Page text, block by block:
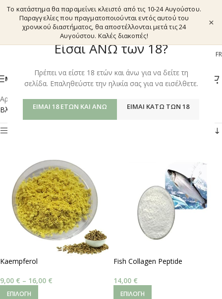
Είσαι ΑΝΩ των 18?
Πρέπει να είστε 18 ετών και άνω για να δείτε τη
σελίδα. Επαληθεύστε την ηλικία σας για να εισέλθετε.
ΕΊΜΑΙ 18 ΕΤΏΝ ΚΑΙ ΆΝΩ ΕΊΜΑΙ ΚΆΤΩ ΤΩΝ 18
Το κατάστημα θα παραμείνει κλειστό από τις 10-24 Αυγούστου.
Παραγγελίες που πραγματοποιούνται εντός αυτού του
χρονικού διαστήματος, θα αποστέλλονται μετά τις 24
Αυγούστου. Καλές διακοπές!
×
EL FR
ΜΕΝΟΎ
Αρχική σελίδα/Shop/Προϊόντα με ετικέτα “ANTI-AGING”
Βλέπετε 13–14 από 14 αποτελέσματα
Kaempferol
9,00 € – 16,00 €
ΕΠΙΛΟΓΉ
Fish Collagen Peptide
14,00 €
ΕΠΙΛΟΓΉ